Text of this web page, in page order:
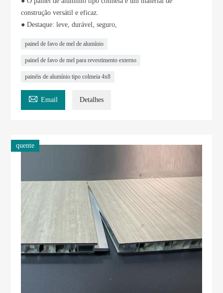
construção versátil e eficaz.
● Destaque: leve, durável, seguro,
painel de favo de mel de alumínio
painel de favo de mel para revestimento externo
painéis de alumínio tipo colmeia 4x8
 Email Detalhes
quente